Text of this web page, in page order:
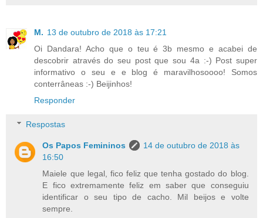
M. 13 de outubro de 2018 às 17:21
Oi Dandara! Acho que o teu é 3b mesmo e acabei de
descobrir através do seu post que sou 4a :-) Post super
informativo o seu e e blog é maravilhosoooo! Somos
conterrâneas :-) Beijinhos!
Responder
Respostas
Os Papos Femininos
14 de outubro de 2018 às
16:50
Maiele que legal, fico feliz que tenha gostado do blog.
E fico extremamente feliz em saber que conseguiu
identificar o seu tipo de cacho. Mil beijos e volte
sempre.